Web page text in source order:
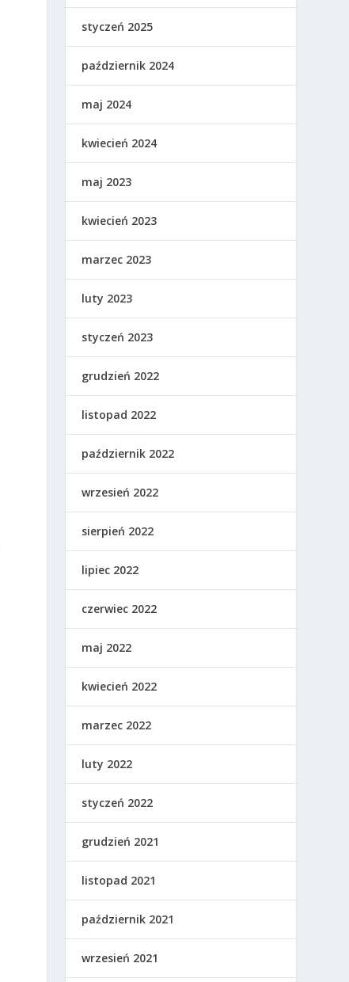
styczeń 2025
październik 2024
maj 2024
kwiecień 2024
maj 2023
kwiecień 2023
marzec 2023
luty 2023
styczeń 2023
grudzień 2022
listopad 2022
październik 2022
wrzesień 2022
sierpień 2022
lipiec 2022
czerwiec 2022
maj 2022
kwiecień 2022
marzec 2022
luty 2022
styczeń 2022
grudzień 2021
listopad 2021
październik 2021
wrzesień 2021